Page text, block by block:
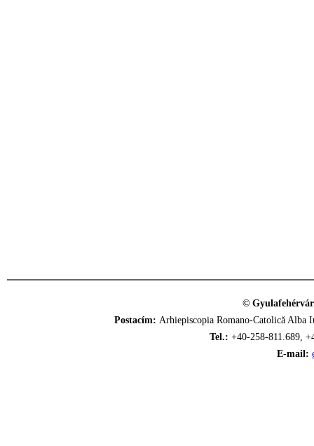
©
Postacím: Arhiepiscopia Romano-Catolică
Tel.: +40-258-811.689,
E-mail: